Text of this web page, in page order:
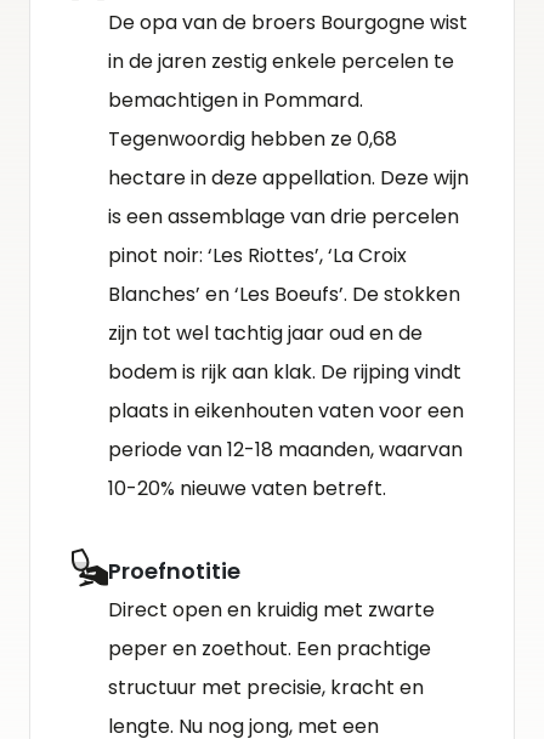
De opa van de broers Bourgogne wist
in de jaren zestig enkele percelen te
bemachtigen in Pommard.
Tegenwoordig hebben ze 0,68
hectare in deze appellation. Deze wijn
is een assemblage van drie percelen
pinot noir: ‘Les Riottes’, ‘La Croix
Blanches’ en ‘Les Boeufs’. De stokken
zijn tot wel tachtig jaar oud en de
bodem is rijk aan klak. De rijping vindt
plaats in eikenhouten vaten voor een
periode van 12-18 maanden, waarvan
10-20% nieuwe vaten betreft.
Proefnotitie
Direct open en kruidig met zwarte
peper en zoethout. Een prachtige
structuur met precisie, kracht en
lengte. Nu nog jong, met een